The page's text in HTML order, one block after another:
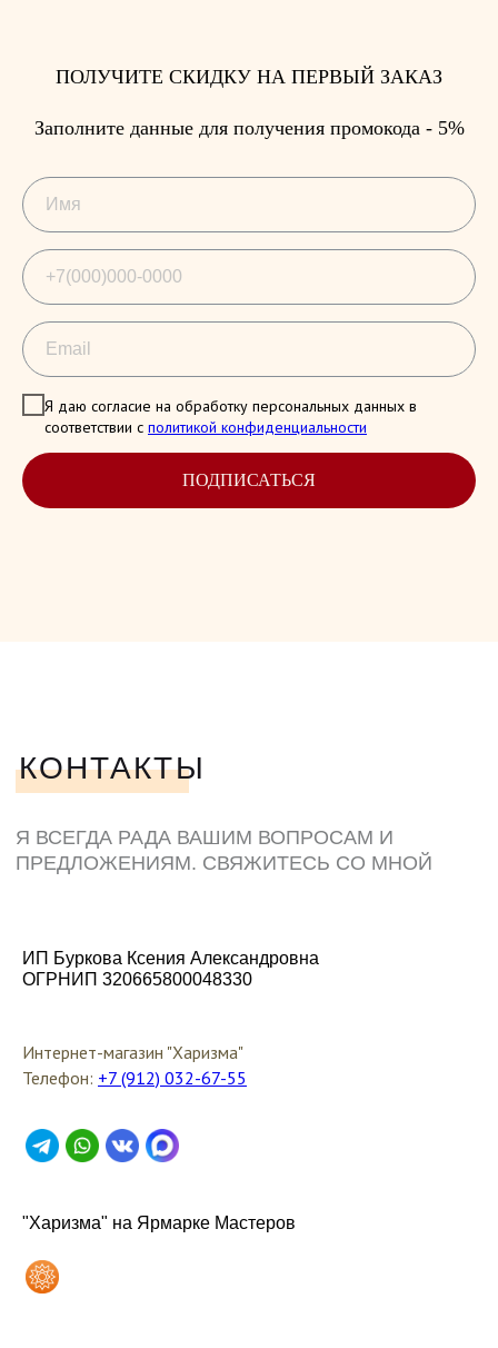
ПОЛУЧИТЕ СКИДКУ НА ПЕРВЫЙ ЗАКАЗ
Заполните данные для получения промокода - 5%
Я даю согласие на обработку персональных данных в
соответствии с политикой конфиденциальности
ПОДПИСАТЬСЯ
ИП Буркова Ксения Александровна
ОГРНИП 320665800048330
Интернет-магазин "Харизма"
Телефон: +7 (912) 032-67-55
"Харизма" на Ярмарке Мастеров